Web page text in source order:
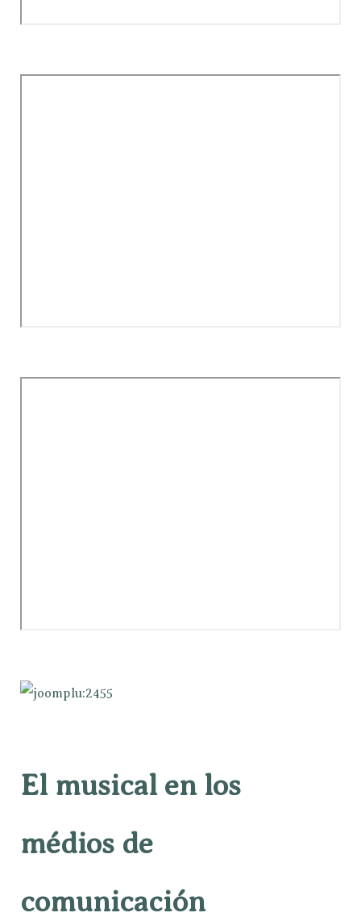
El musical en los
médios de
comunicación